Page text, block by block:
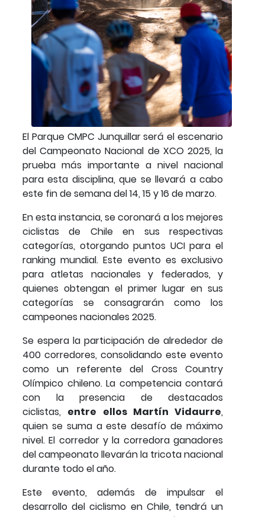
El Parque CMPC Junquillar será el escenario
del Campeonato Nacional de XCO 2025, la
prueba más importante a nivel nacional
para esta disciplina, que se llevará a cabo
este fin de semana del 14, 15 y 16 de marzo.
En esta instancia, se coronará a los mejores
ciclistas de Chile en sus respectivas
categorías, otorgando puntos UCI para el
ranking mundial. Este evento es exclusivo
para atletas nacionales y federados, y
quienes obtengan el primer lugar en sus
categorías se consagrarán como los
campeones nacionales 2025.
Se espera la participación de alrededor de
400 corredores, consolidando este evento
como un referente del Cross Country
Olímpico chileno. La competencia contará
con la presencia de destacados
ciclistas, entre ellos Martín Vidaurre,
quien se suma a este desafío de máximo
nivel. El corredor y la corredora ganadores
del campeonato llevarán la tricota nacional
durante todo el año.
Este evento, además de impulsar el
desarrollo del ciclismo en Chile, tendrá un